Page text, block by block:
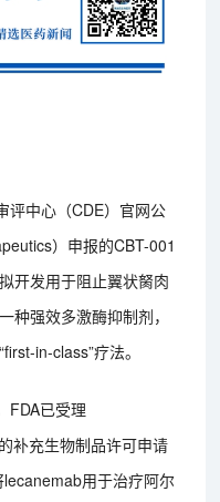
评中心（CDE）官网公
）申报的CBT-001
开发用于阻止翼状胬肉
种强效多激酶抑制剂，
in-class”疗法。
FDA已受理
补充生物制品许可申请
lecanemab用于治疗阿尔